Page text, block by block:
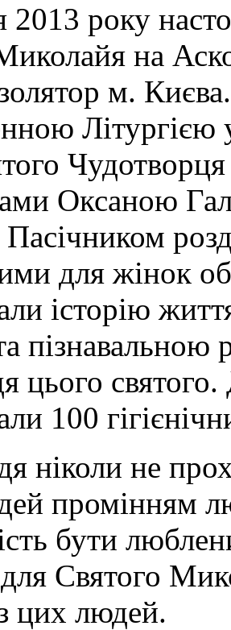
2013 року
на
м.
Літургією
Оксаною
для жінок
історію
пізнавальною
цього
100
ніколи не
промінням
бути
Святого
цих людей.